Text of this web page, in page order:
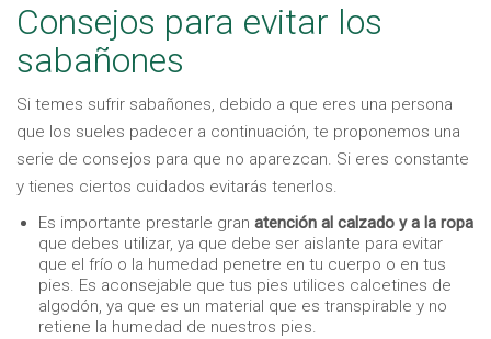
Consejos para evitar los
sabañones
Si temes sufrir sabañones, debido a que eres una persona
que los sueles padecer a continuación, te proponemos una
serie de consejos para que no aparezcan. Si eres constante
y tienes ciertos cuidados evitarás tenerlos.
Es importante prestarle gran atención al calzado y a la ropa
que debes utilizar, ya que debe ser aislante para evitar
que el frío o la humedad penetre en tu cuerpo o en tus
pies. Es aconsejable que tus pies utilices calcetines de
algodón, ya que es un material que es transpirable y no
retiene la humedad de nuestros pies.